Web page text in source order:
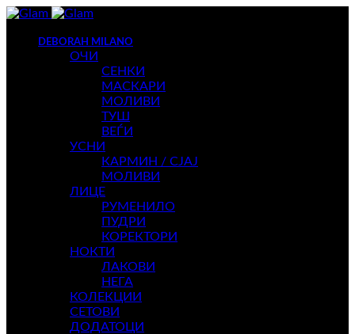
DEBORAH MILANO
ОЧИ
СЕНКИ
МАСКАРИ
МОЛИВИ
ТУШ
ВЕЃИ
УСНИ
КАРМИН / СЈАЈ
МОЛИВИ
ЛИЦЕ
РУМЕНИЛО
ПУДРИ
КОРЕКТОРИ
НОКТИ
ЛАКОВИ
НЕГА
КОЛЕКЦИИ
СЕТОВИ
ДОДАТОЦИ